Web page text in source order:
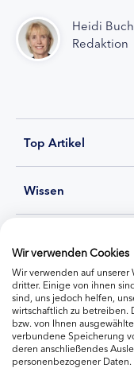
Heidi
Redaktion
Top Artikel
Wissen
Ernährung
Produkte
Wir verwenden Cookies
Wir verwenden auf
dritter. Einige von ihnen
sind, uns jedoch helfen,
wirtschaftlich zu betreiben.
bzw. von Ihnen
verbundene Speicherung
deren anschließendes
personenbezogener Daten.